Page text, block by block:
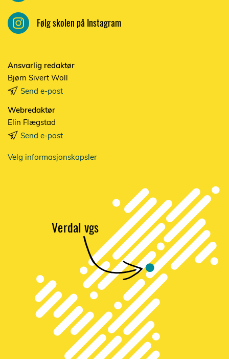
Følg skolen på Instagram
Ansvarlig redaktør
Bjørn Sivert Woll
Send e-post
Webredaktør
Elin Flægstad
Send e-post
Velg informasjonskapsler
Verdal vgs